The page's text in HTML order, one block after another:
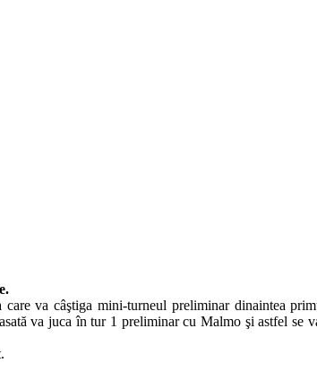
va câştiga mini-turneul preliminar dinaintea
va juca în tur 1 preliminar cu Malmo şi astfel se